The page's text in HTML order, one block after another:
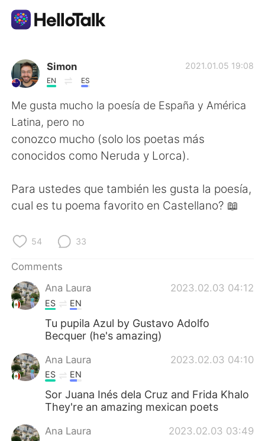
Language Exchange App
AI Grammar Checker
English
Español العربية
Français
日本語
Русский
Indonesia Italiano
Türkçe
Português
Simon
EN ES
2021.01.05 19:08
Me gusta mucho la poesía de España y América
Latina, pero no
conozco mucho (solo los poetas más
conocidos como Neruda y Lorca).
Para ustedes que también les gusta la poesía,
cual es tu poema favorito en Castellano? 📖
54 33
Comments
Ana Laura
2023.02.03 04:12
ES EN
Tu pupila Azul by Gustavo Adolfo
Becquer (he's amazing)
Ana Laura 2023.02.03 04:10
ES EN
Sor Juana Inés dela Cruz and Frida Khalo
They're an amazing mexican poets
Ana Laura 2023.02.03 03:49